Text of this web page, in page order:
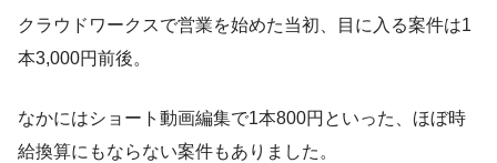
クラウドワークスで営業を始めた当初、目に入る案件は1
本3,000円前後。
なかにはショート動画編集で1本800円といった、ほぼ時
給換算にもならない案件もありました。